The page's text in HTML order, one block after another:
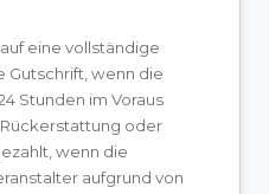
eine vollständige
Gutschrift, wenn die
Stunden im Voraus
oder
wenn die
aufgrund von